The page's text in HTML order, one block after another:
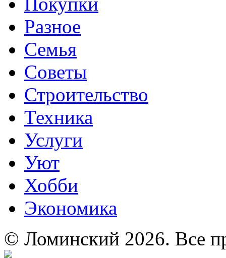
Разное
Семья
Советы
Строительство
Техника
Услуги
Уют
Хобби
Экономика
© Ломинский 2026. Все